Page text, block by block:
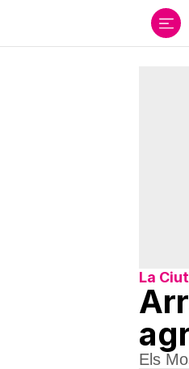
La
Els